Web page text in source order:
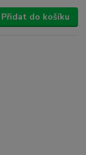
Přidat do košíku